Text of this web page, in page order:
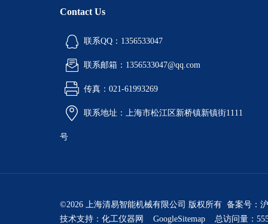
Contact Us
联系QQ：1356533047
联系邮箱：1356533047@qq.com
传真：021-61993269
联系地址：上海市松江区新桥镇新镇街1111
号
©2026 上海清易智能机械有限公司 版权所有 备案号：
技术支持： 化工仪器网 GoogleSitemap 总访问量：